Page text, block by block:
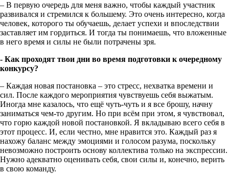
– В первую очередь для меня важно, чтобы каждый участник
развивался и стремился к большему. Это очень интересно, когда
человек, которого ты обучаешь, делает успехи и впоследствии
заставляет им гордиться. И тогда ты понимаешь, что вложенные
в него время и силы не были потрачены зря.
- Как проходят твои дни во время подготовки к очередному
конкурсу?
– Каждая новая постановка – это стресс, нехватка времени и
сил. После каждого мероприятия чувствуешь себя выжатым.
Иногда мне казалось, что ещё чуть-чуть и я все брошу, начну
заниматься чем-то другим. Но при всём при этом, я чувствовал,
что горю каждой новой постановкой. Я вкладываю всего себя в
этот процесс. И, если честно, мне нравится это. Каждый раз я
нахожу баланс между эмоциями и голосом разума, поскольку
невозможно построить основу коллектива только на экспрессии.
Нужно адекватно оценивать себя, свои силы и, конечно, верить
в свою команду.